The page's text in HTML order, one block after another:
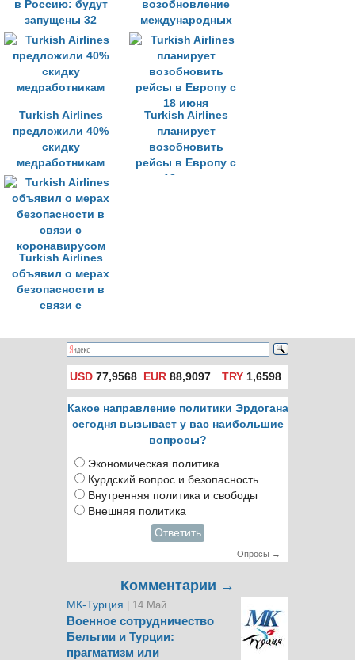
в Россию: будут
запущены 32
авиарейса в шесть
городов
возобновление
международных
рейсов
Turkish Airlines
предложили 40%
скидку
медработникам
Turkish Airlines
планирует
возобновить
рейсы в Европу с
18 июня
Turkish Airlines
объявил о мерах
безопасности в
связи с
USD 77,9568 EUR 88,9097 TRY1,6598
Какое направление политики Эрдогана
сегодня вызывает у вас наибольшие
вопросы?
Экономическая политика
Курдский вопрос и безопасность
Внутренняя политика и свободы
Внешняя политика
Ответить
Опросы →
Комментарии →
МК-Турция | 14 Май
Военное сотрудничество
Бельгии и Турции:
прагматизм или